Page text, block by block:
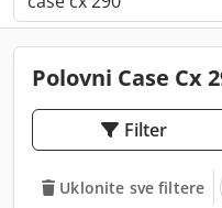
Polovni Case Cx
Filter
Uklonite sve filtere